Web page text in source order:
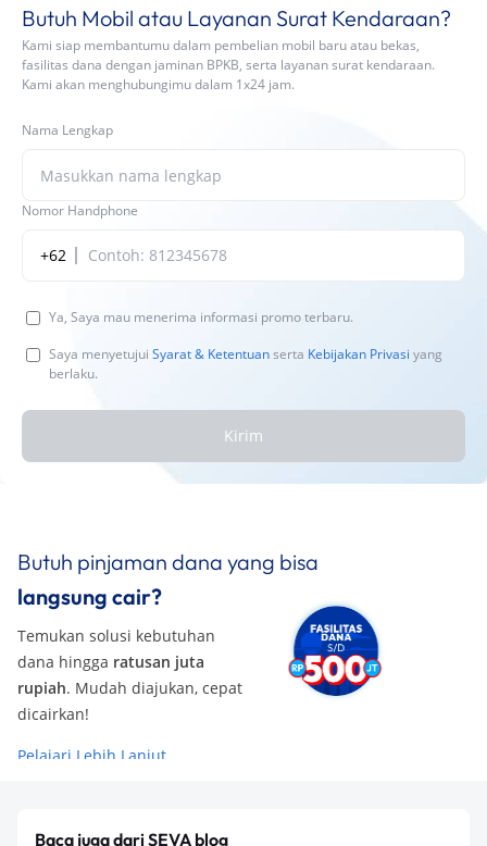
Butuh Mobil atau Layanan Surat Kendaraan?
Kami siap membantumu dalam pembelian mobil baru atau bekas,
fasilitas dana dengan jaminan BPKB, serta layanan surat kendaraan.
Kami akan menghubungimu dalam 1x24 jam.
Nama Lengkap
Nomor Handphone
+62
Ya, Saya mau menerima informasi promo terbaru.
Saya menyetujui Syarat & Ketentuanserta Kebijakan Privasi yang
berlaku.
Kirim
Butuh pinjaman dana yang bisa
langsung cair?
Temukan solusi kebutuhan
dana hingga ratusan juta
rupiah. Mudah diajukan, cepat
dicairkan!
Pelajari Lebih Lanjut
Baca juga dari SEVA blog